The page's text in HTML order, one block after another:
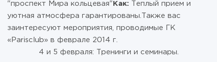
"проспект Мира кольцевая" Как:
Теплый прием и
уютная атмосфера гарантированы.Также вас
заинтересуют мероприятия, проводимые ГК
«Parisclub» в феврале 2014 г.
4 и 5 февраля: Тренинги и семинары.